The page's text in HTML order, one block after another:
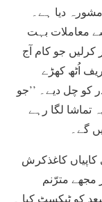
دیا ہے۔
معاملات بہت
جو کام آج
اُٹھ کھڑے
کو چل دیے۔ ’’جو
لگا رہے
کاغذکرش
مترّنم
کو ٹیکسٹ کیا ۔